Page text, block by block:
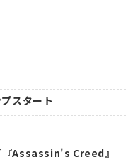
スタート
『Assassin's Creed』